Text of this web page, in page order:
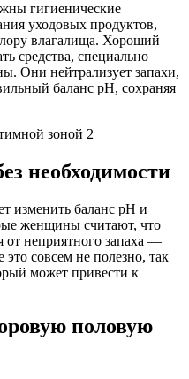
гигиенические
уходовых продуктов,
влагалища. Хороший
средства, специально
Они нейтрализует запахи,
баланс pH, сохраняя
необходимости
изменить баланс pH и
женщины считают, что
от неприятного запаха —
совсем не полезно, так
может привести к
половую